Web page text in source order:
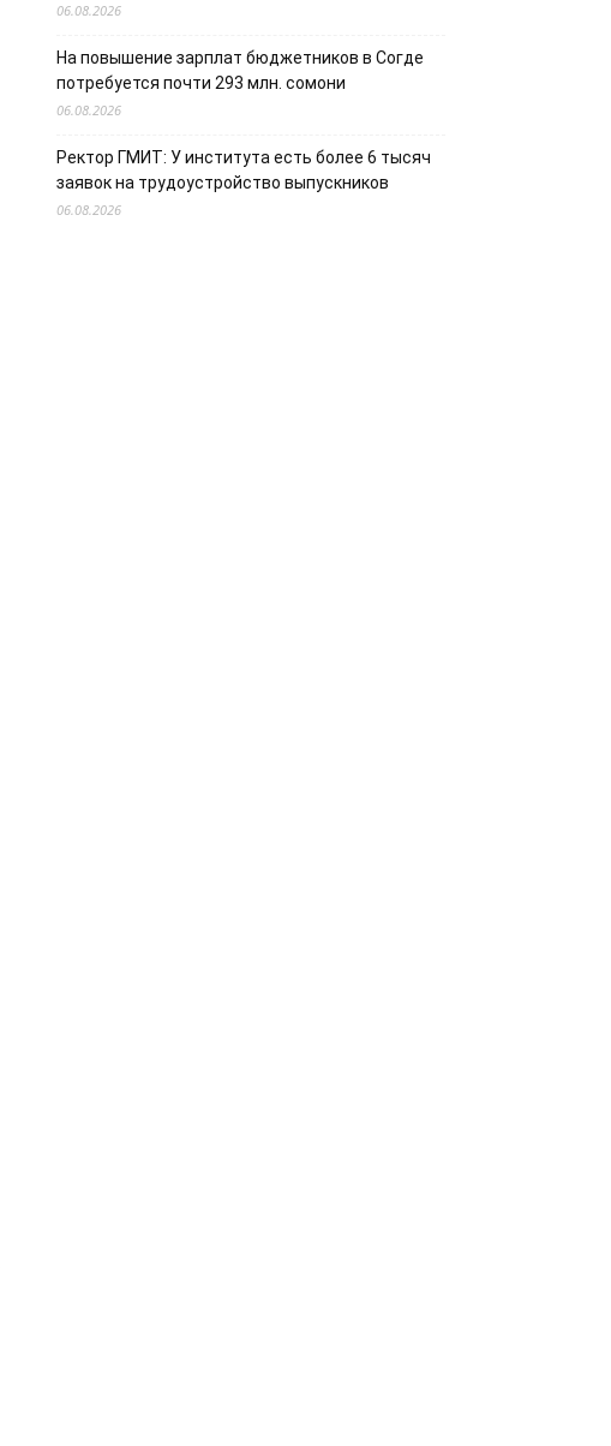
06.08.2026
На повышение зарплат бюджетников в Согде
потребуется почти 293 млн. сомони
06.08.2026
Ректор ГМИТ: У института есть более 6 тысяч
заявок на трудоустройство выпускников
06.08.2026